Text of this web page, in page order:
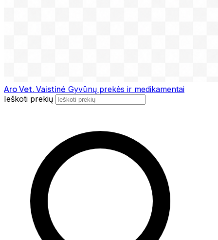
Aro Vet. Vaistinė Gyvūnų prekės ir medikamentai
Ieškoti prekių